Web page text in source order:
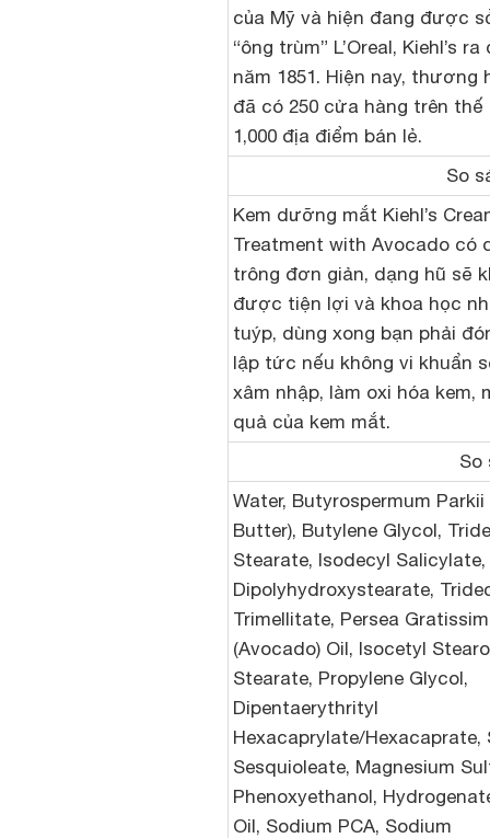
của Mỹ và hiện đang được
“ông trùm” L’Oreal, Kiehl’s
năm 1851. Hiện nay, thương
đã có 250 cửa hàng trên thế
1,000 địa điểm bán lẻ.
So
Kem dưỡng mắt Kiehl’s
Treatment with Avocado có
trông đơn giản, dạng hũ sẽ
được tiện lợi và khoa học
tuýp, dùng xong bạn phải
lập tức nếu không vi khuẩn
xâm nhập, làm oxi hóa kem,
quả của kem mắt.
So
Water, Butyrospermum Parkii
Butter), Butylene Glycol,
Stearate, Isodecyl Salicylate,
Dipolyhydroxystearate,
Trimellitate, Persea
(Avocado) Oil, Isocetyl
Stearate, Propylene Glycol,
Dipentaerythrityl
Hexacaprylate/Hexacaprate,
Sesquioleate, Magnesium
Phenoxyethanol,
Oil, Sodium PCA, Sodium